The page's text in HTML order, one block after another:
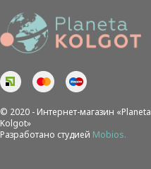
© 2020 - Интернет-магазин «Planeta
Kolgot»
Разработано студией Mobios.